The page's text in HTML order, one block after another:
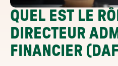
QUEL EST LE
DIRECTEUR
FINANCIER